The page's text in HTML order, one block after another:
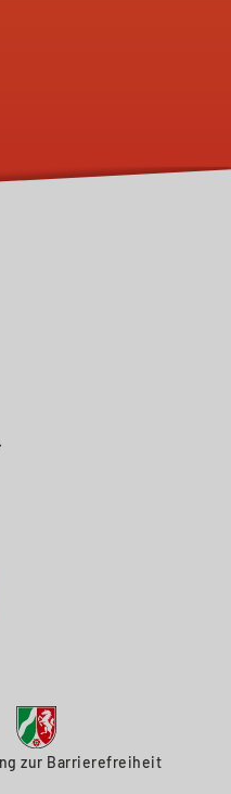
zur Barrierefreiheit